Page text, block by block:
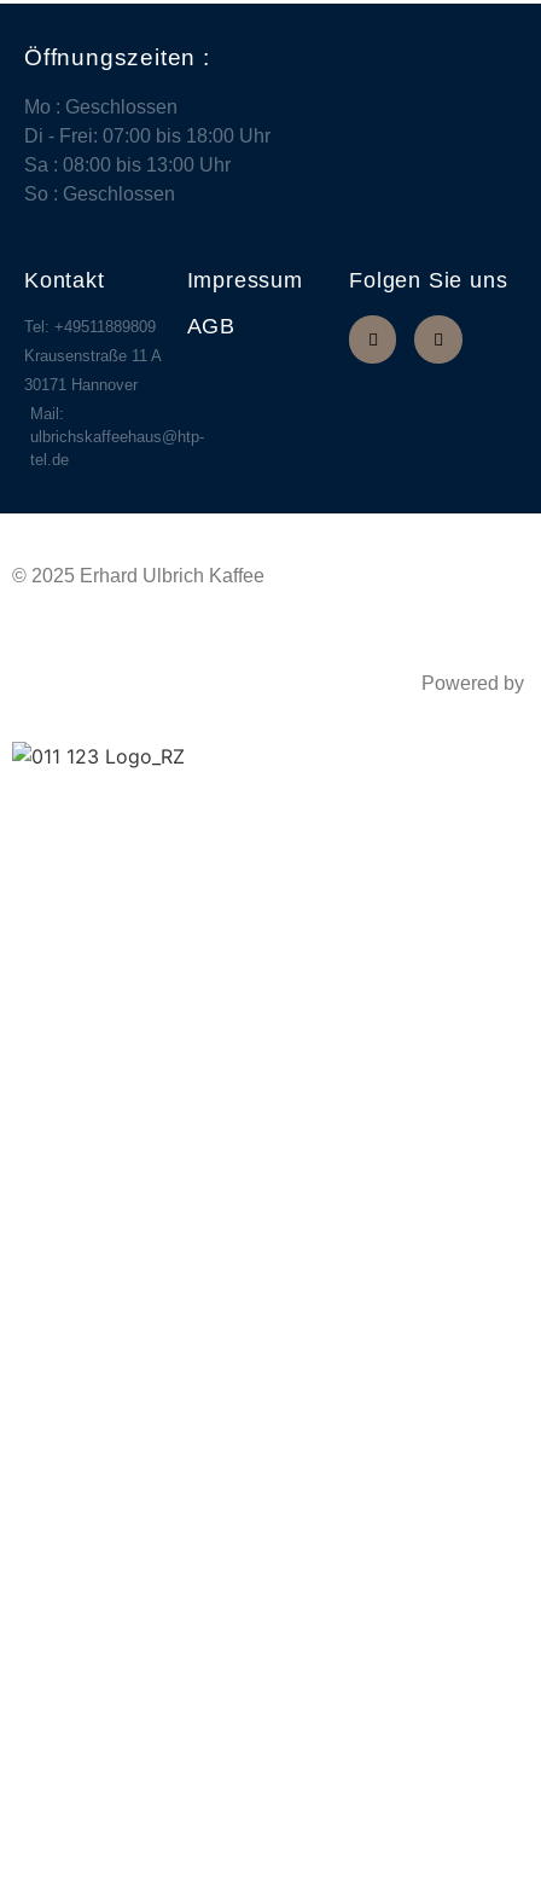
Öffnungszeiten :
Mo : Geschlossen
Di - Frei: 07:00 bis 18:00 Uhr
Sa : 08:00 bis 13:00 Uhr
So : Geschlossen
Kontakt
Tel: +49511889809
Krausenstraße 11 A
30171 Hannover
Mail:
ulbrichskaffeehaus@htp-
tel.de
Impressum
AGB
Folgen Sie uns
© 2025 Erhard Ulbrich Kaffee
Powered by